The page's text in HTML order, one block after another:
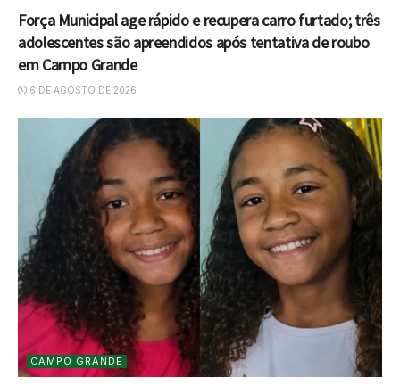
Força Municipal age rápido e recupera carro furtado; três
adolescentes são apreendidos após tentativa de roubo
em Campo Grande
6 DE AGOSTO DE 2026
CAMPO GRANDE